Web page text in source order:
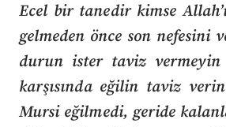
Ecel bir tanedir kimse
gelmeden önce son nefesini
durun ister taviz vermeyin
karşısında eğilin taviz
Mursi eğilmedi, geride